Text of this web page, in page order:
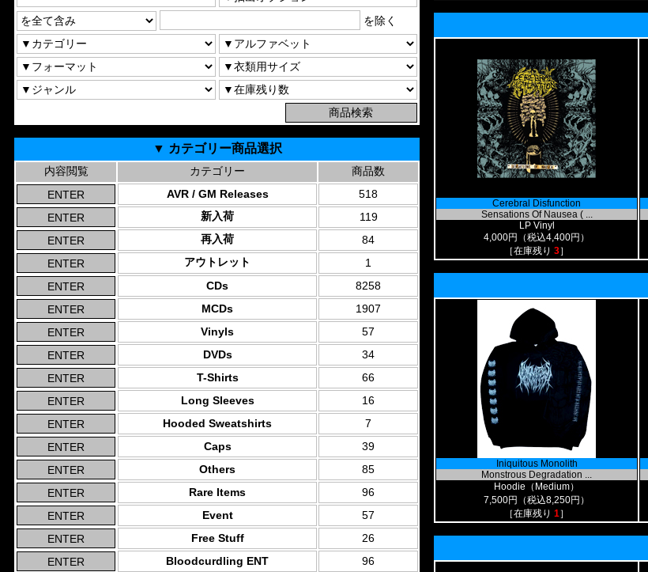
を除く
▼ カテゴリー商品選択
内容閲覧 カテゴリー
商品数
AVR / GM Releases
518
新入荷
119
再入荷
84
アウトレット
1
CDs
8258
MCDs
1907
Vinyls
57
DVDs
34
T-Shirts
66
Long Sleeves
16
Hooded Sweatshirts
7
Caps
39
Others
85
Rare Items
96
Event
57
Free Stuff
26
Bloodcurdling ENT
96
Cerebral Disfunction
Sensations Of Nausea ( ...
LP Vinyl
4,000円（税込4,400円）
［在庫残り 3］
Iniquitous Monolith
Monstrous Degradation ...
Hoodie（Medium）
7,500円（税込8,250円）
［在庫残り 1］